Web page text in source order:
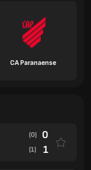
CA Paranaense
(0) 0
(1) 1